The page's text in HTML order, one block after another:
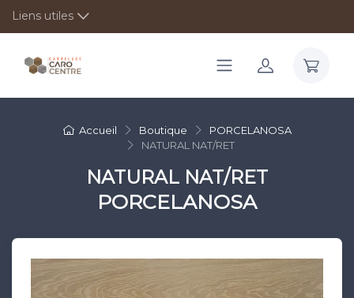
Liens utiles
Accueil Boutique
PORCELANOSA
NATURAL NAT/RET
NATURAL NAT/RET
PORCELANOSA